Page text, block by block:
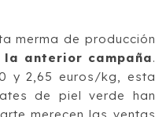
merma de producción
la anterior campaña.
y 2,65 euros/kg, esta
de piel verde han